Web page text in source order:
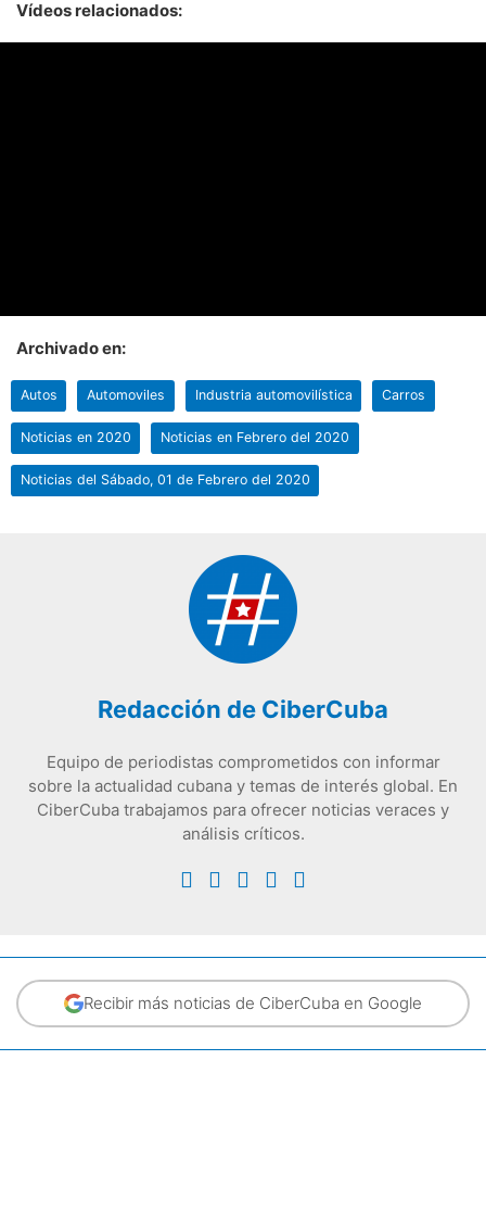
Vídeos relacionados:
Archivado en:
Autos Automoviles Industria automovilística Carros
Noticias en 2020 Noticias en Febrero del 2020
Noticias del Sábado, 01 de Febrero del 2020
Redacción de CiberCuba
Equipo de periodistas comprometidos con informar
sobre la actualidad cubana y temas de interés global. En
CiberCuba trabajamos para ofrecer noticias veraces y
análisis críticos.
Recibir más noticias de CiberCuba en Google